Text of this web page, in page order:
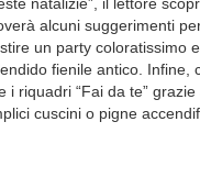
natalizie”, il lettore
alcuni suggerimenti
un party coloratissimo
fienile antico.
i riquadri “Fai da te”
cuscini o pigne